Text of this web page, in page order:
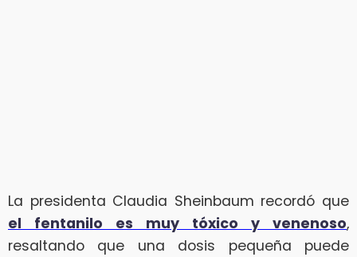
La presidenta Claudia Sheinbaum recordó que
el fentanilo es muy tóxico y venenoso,
resaltando que una dosis pequeña puede